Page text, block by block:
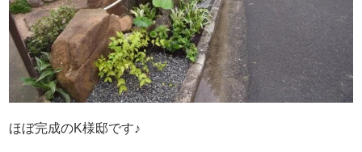
ほぼ完成のK様邸です♪